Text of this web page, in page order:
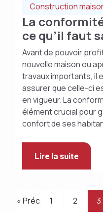
Construction
La
ce qu’il faut
Avant de pouvoir
nouvelle maison ou
travaux importants, il
assurer que celle-ci
en vigueur. La
élément crucial pour
confort de ses
Lire la suite
« Précédent
1 2 3